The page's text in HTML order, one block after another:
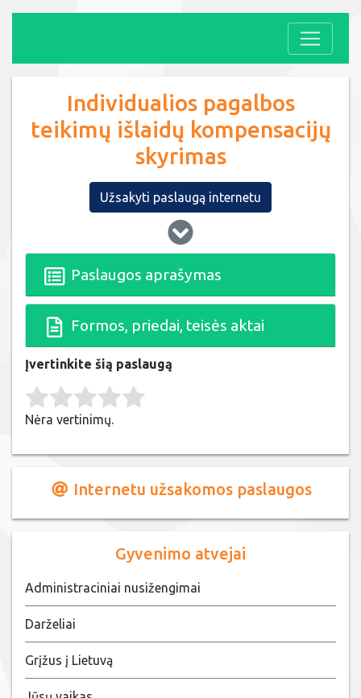
Individualios pagalbos
teikimų išlaidų kompensacijų
skyrimas
Užsakyti paslaugą internetu
Paslaugos aprašymas
Formos, priedai, teisės aktai
Įvertinkite šią paslaugą
Rate this item:
Nėra vertinimų.
Internetu užsakomos paslaugos
Gyvenimo atvejai
Administraciniai nusižengimai
Darželiai
Grįžus į Lietuvą